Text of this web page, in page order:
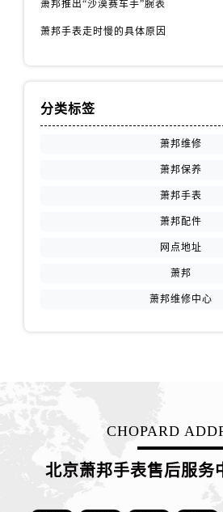
萧邦推出“沙漠赛车手”腕表
萧邦手表走时慢的具体原因
分类标签
萧邦维修
萧邦保养
萧邦手表
萧邦配件
网点地址
萧邦
萧邦维修中心
CHOPARD
北京萧邦手表售后服务